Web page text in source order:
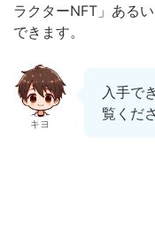
ラクターNFT」ある
できます。
キヨ
入手で
覧くだ